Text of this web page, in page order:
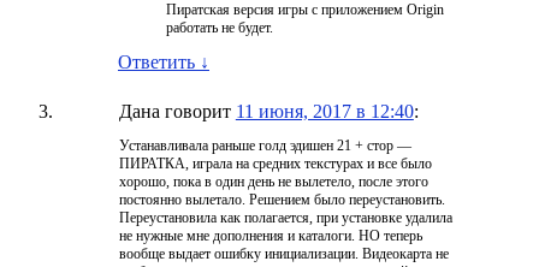
Пиратская версия игры с приложением Origin
работать не будет.
Ответить ↓
Дана говорит 11 июня, 2017 в 12:40:
Устанавливала раньше голд эдишен 21 + стор —
ПИРАТКА, играла на средних текстурах и все было
хорошо, пока в один день не вылетело, после этого
постоянно вылетало. Решением было переустановить.
Переустановила как полагается, при установке удалила
не нужные мне дополнения и каталоги. НО теперь
вообще выдает ошибку инициализации. Видеокарта не